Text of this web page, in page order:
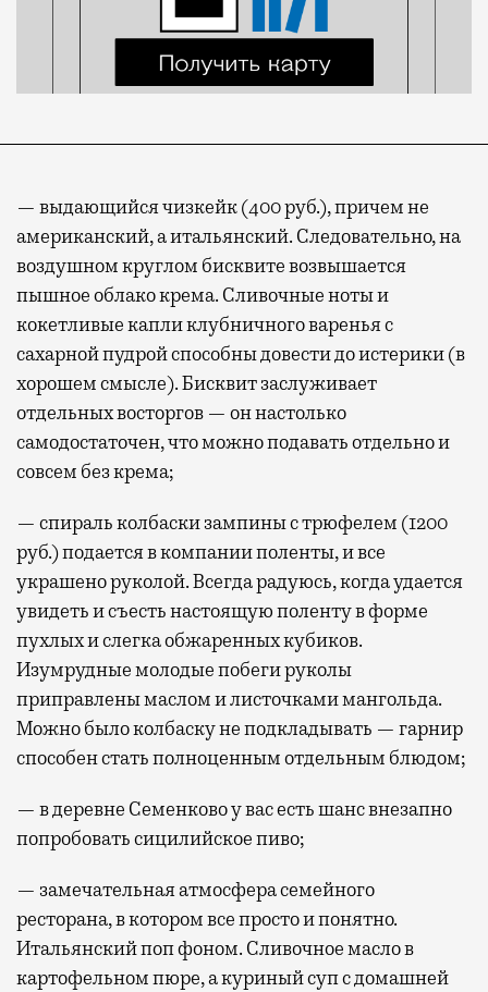
— выдающийся чизкейк (400 руб.), причем не
американский, а итальянский. Следовательно, на
воздушном круглом бисквите возвышается
пышное облако крема. Сливочные ноты и
кокетливые капли клубничного варенья с
сахарной пудрой способны довести до истерики (в
хорошем смысле). Бисквит заслуживает
отдельных восторгов — он настолько
самодостаточен, что можно подавать отдельно и
совсем без крема;
— спираль колбаски зампины с трюфелем (1200
руб.) подается в компании поленты, и все
украшено руколой. Всегда радуюсь, когда удается
увидеть и съесть настоящую поленту в форме
пухлых и слегка обжаренных кубиков.
Изумрудные молодые побеги руколы
приправлены маслом и листочками мангольда.
Можно было колбаску не подкладывать — гарнир
способен стать полноценным отдельным блюдом;
— в деревне Семенково у вас есть шанс внезапно
попробовать сицилийское пиво;
— замечательная атмосфера семейного
ресторана, в котором все просто и понятно.
Итальянский поп фоном. Сливочное масло в
картофельном пюре, а куриный суп с домашней